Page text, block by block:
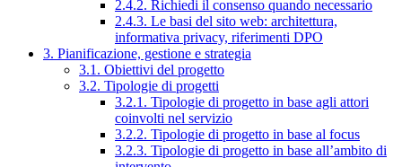
2.4.2. Richiedi il consenso quando necessario
2.4.3. Le basi del sito web: architettura,
informativa privacy, riferimenti DPO
3. Pianificazione, gestione e strategia
3.1. Obiettivi del progetto
3.2. Tipologie di progetti
3.2.1. Tipologie di progetto in base agli attori
coinvolti nel servizio
3.2.2. Tipologie di progetto in base al focus
3.2.3. Tipologie di progetto in base all’ambito di